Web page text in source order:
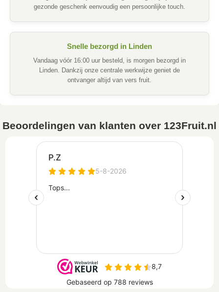
gezonde geschenk eenvoudig een persoonlijke touch.
Snelle bezorgd in Linden
Vandaag vóór 16:00 uur besteld, is morgen bezorgd in
Linden. Dankzij onze centrale werkwijze geniet de
ontvanger altijd van vers fruit.
Beoordelingen van klanten over 123Fruit.nl